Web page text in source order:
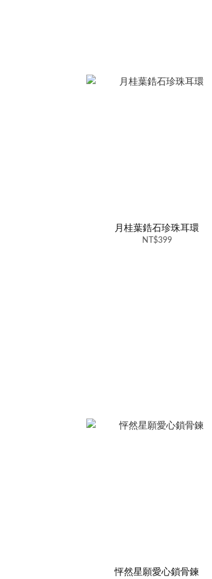
月桂葉鋯石珍珠耳環
NT$399
怦然星願愛心鎖骨鍊